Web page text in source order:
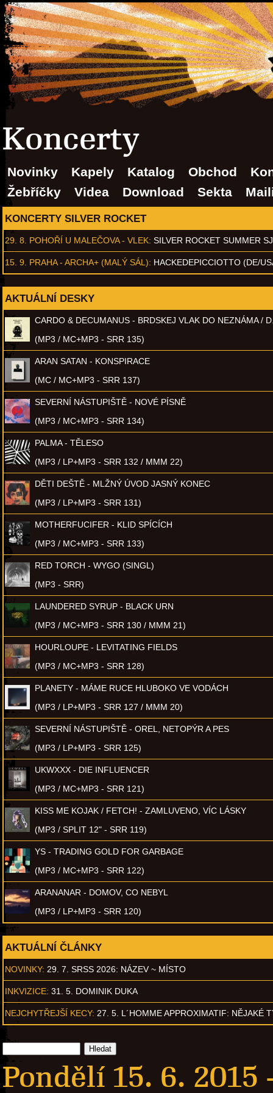
Koncerty
Novinky Kapely Katalog Obchod
Žebříčky
Videa Download Sekta
KONCERTY SILVER ROCKET
29. 8. POHOŘÍ U MALEČOVA - VLEK: SILVER ROCKET SUMMER
15. 9. PRAHA - ARCHA+ (MALÝ SÁL): HACKEDEPICCIOTTO (DE/
AKTUÁLNÍ DESKY
CARDO & DECUMANUS - BRDSKEJ VLAK DO NEZNÁMA /
(MP3 / MC+MP3 - SRR 135)
ARAN SATAN - KONSPIRACE
(MC / MC+MP3 - SRR 137)
SEVERNÍ NÁSTUPIŠTĚ - NOVÉ PÍSNĚ
(MP3 / MC+MP3 - SRR 134)
PALMA - TĚLESO
(MP3 / LP+MP3 - SRR 132 / MMM 22)
DĚTI DEŠTĚ - MLŽNÝ ÚVOD JASNÝ KONEC
(MP3 / LP+MP3 - SRR 131)
MOTHERFUCIFER - KLID SPÍCÍCH
(MP3 / MC+MP3 - SRR 133)
RED TORCH - WYGO (SINGL)
(MP3 - SRR)
LAUNDERED SYRUP - BLACK URN
(MP3 / MC+MP3 - SRR 130 / MMM 21)
HOURLOUPE - LEVITATING FIELDS
(MP3 / MC+MP3 - SRR 128)
PLANETY - MÁME RUCE HLUBOKO VE VODÁCH
(MP3 / LP+MP3 - SRR 127 / MMM 20)
SEVERNÍ NÁSTUPIŠTĚ - OREL, NETOPÝR A PES
(MP3 / LP+MP3 - SRR 125)
UKWXXX - DIE INFLUENCER
(MP3 / MC+MP3 - SRR 121)
KISS ME KOJAK / FETCH! - ZAMLUVENO, VÍC LÁSKY
(MP3 / SPLIT 12" - SRR 119)
YS - TRADING GOLD FOR GARBAGE
(MP3 / MC+MP3 - SRR 122)
ARANANAR - DOMOV, CO NEBYL
(MP3 / LP+MP3 - SRR 120)
AKTUÁLNÍ ČLÁNKY
NOVINKY: 29. 7. SRSS 2026: NÁZEV ~ MÍSTO
INKVIZICE: 31. 5. DOMINIK DUKA
NEJCHYTŘEJŠÍ KECY: 27. 5. L´HOMME APPROXIMATIF: NĚJAKÉ
Pondělí 15. 6. 2015